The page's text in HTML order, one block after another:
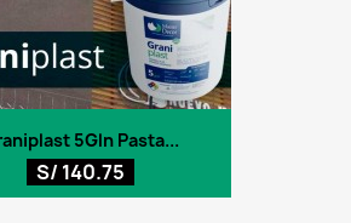
5Gln Pasta...
S/ 140.75